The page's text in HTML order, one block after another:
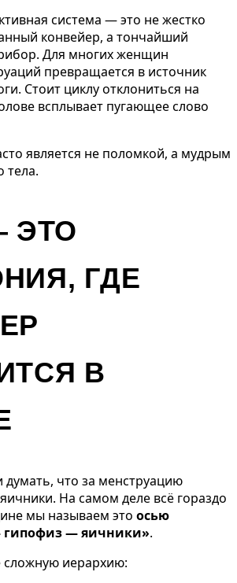
система — это не жестко
конвейер, а тончайший
Для многих женщин
превращается в источник
Стоит циклу отклониться на
всплывает пугающее слово
является не поломкой, а мудрым
тела.
ЭТО
ГДЕ
В
что за менструацию
На самом деле всё гораздо
мы называем это осью
гипофиз — яичники».
сложную иерархию: